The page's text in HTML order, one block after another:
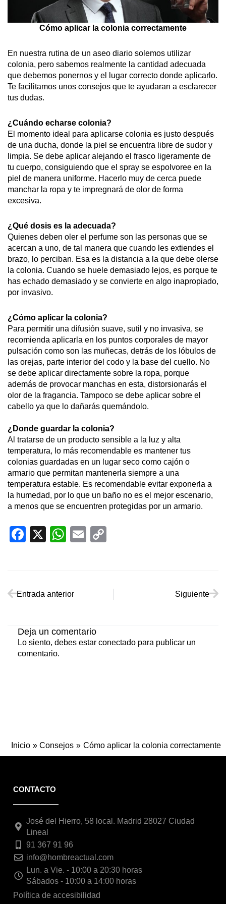
Cómo aplicar la colonia correctamente
En nuestra rutina de un aseo diario solemos utilizar
colonia, pero sabemos realmente la cantidad adecuada
que debemos ponernos y el lugar correcto donde aplicarlo.
Te facilitamos unos consejos que te ayudaran a esclarecer
tus dudas.
¿Cuándo echarse colonia?
El momento ideal para aplicarse colonia es justo después
de una ducha, donde la piel se encuentra libre de sudor y
limpia. Se debe aplicar alejando el frasco ligeramente de
tu cuerpo, consiguiendo que el spray se espolvoree en la
piel de manera uniforme. Hacerlo muy de cerca puede
manchar la ropa y te impregnará de olor de forma
excesiva.
¿Qué dosis es la adecuada?
Quienes deben oler el perfume son las personas que se
acercan a uno, de tal manera que cuando les extiendes el
brazo, lo perciban. Esa es la distancia a la que debe olerse
la colonia. Cuando se huele demasiado lejos, es porque te
has echado demasiado y se convierte en algo inapropiado,
por invasivo.
¿Cómo aplicar la colonia?
Para permitir una difusión suave, sutil y no invasiva, se
recomienda aplicarla en los puntos corporales de mayor
pulsación como son las muñecas, detrás de los lóbulos de
las orejas, parte interior del codo y la base del cuello. No
se debe aplicar directamente sobre la ropa, porque
además de provocar manchas en esta, distorsionarás el
olor de la fragancia. Tampoco se debe aplicar sobre el
cabello ya que lo dañarás quemándolo.
¿Donde guardar la colonia?
Al tratarse de un producto sensible a la luz y alta
temperatura, lo más recomendable es mantener tus
colonias guardadas en un lugar seco como cajón o
armario que permitan mantenerla siempre a una
temperatura estable. Es recomendable evitar exponerla a
la humedad, por lo que un baño no es el mejor escenario,
a menos que se encuentren protegidas por un armario.
Facebook
X WhatsApp
Email
AntEntrada anterior Siguiente
Deja un comentario
Lo siento, debes estar conectado para publicar un
comentario.
Inicio Consejos Cómo aplicar la colonia correctamente
CONTACTO
José del Hierro, 58 local. Madrid 28027 Ciudad
Lineal
91 367 91 96
info@hombreactual.com
Lun. a Vie. - 10:00 a 20:30 horas
Sábados - 10:00 a 14:00 horas
Política de accesibilidad